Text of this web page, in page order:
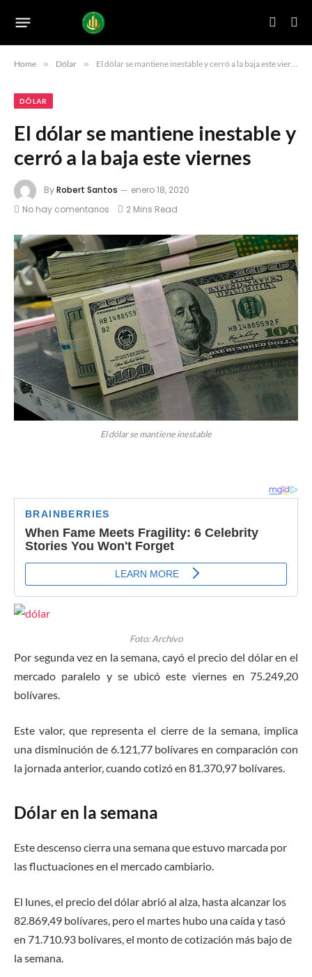
Home » Dólar » El dólar se mantiene inestable y cerró a la baja este viernes
DÓLAR
El dólar se mantiene inestable y
cerró a la baja este viernes
ByRobert Santos
enero 18, 2020
No hay comentarios
2 Mins Read
El dólar se mantiene inestable
Foto: Archivo
Por segunda vez en la semana, cayó el precio del dólar en el
mercado paralelo y se ubicó este viernes en 75.249,20
bolívares.
Este valor, que representa el cierre de la semana, implica
una disminución de 6.121,77 bolívares en comparación con
la jornada anterior, cuando cotizó en 81.370,97 bolívares.
Dólar en la semana
Este descenso cierra una semana que estuvo marcada por
las fluctuaciones en el mercado cambiario.
El lunes, el precio del dólar abrió al alza, hasta alcanzar los
82.869,49 bolívares, pero el martes hubo una caída y tasó
en 71.710.93 bolívares, el monto de cotización más bajo de
la semana.